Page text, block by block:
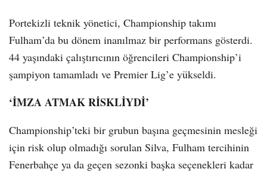
Portekizli teknik yönetici, Championship takımı
Fulham’da bu dönem inanılmaz bir performans gösterdi.
44 yaşındaki çalıştırıcının öğrencileri Championship’i
şampiyon tamamladı ve Premier Lig’e yükseldi.
‘İMZA ATMAK RİSKLİYDİ’
Championship’teki bir grubun başına geçmesinin mesleği
için risk olup olmadığı sorulan Silva, Fulham tercihinin
Fenerbahçe ya da geçen sezonki başka seçenekleri kadar